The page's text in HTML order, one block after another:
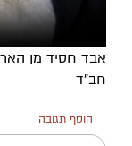
אבד חסיד מן
חב"ד
הוסף תגובה